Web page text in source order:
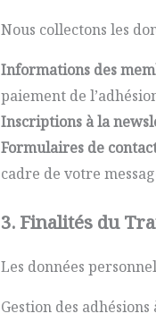
Nous collectons les
Informations des
paiement de
Inscriptions à la
Formulaires de
cadre de votre
3. Finalités du
Les données
Gestion des